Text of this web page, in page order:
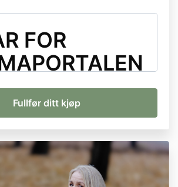
FOR
regulerer deltakelse i Mammaportalen
av Glad Barndom v/Monica
931186124).
på Mammaportalen Premium godtar